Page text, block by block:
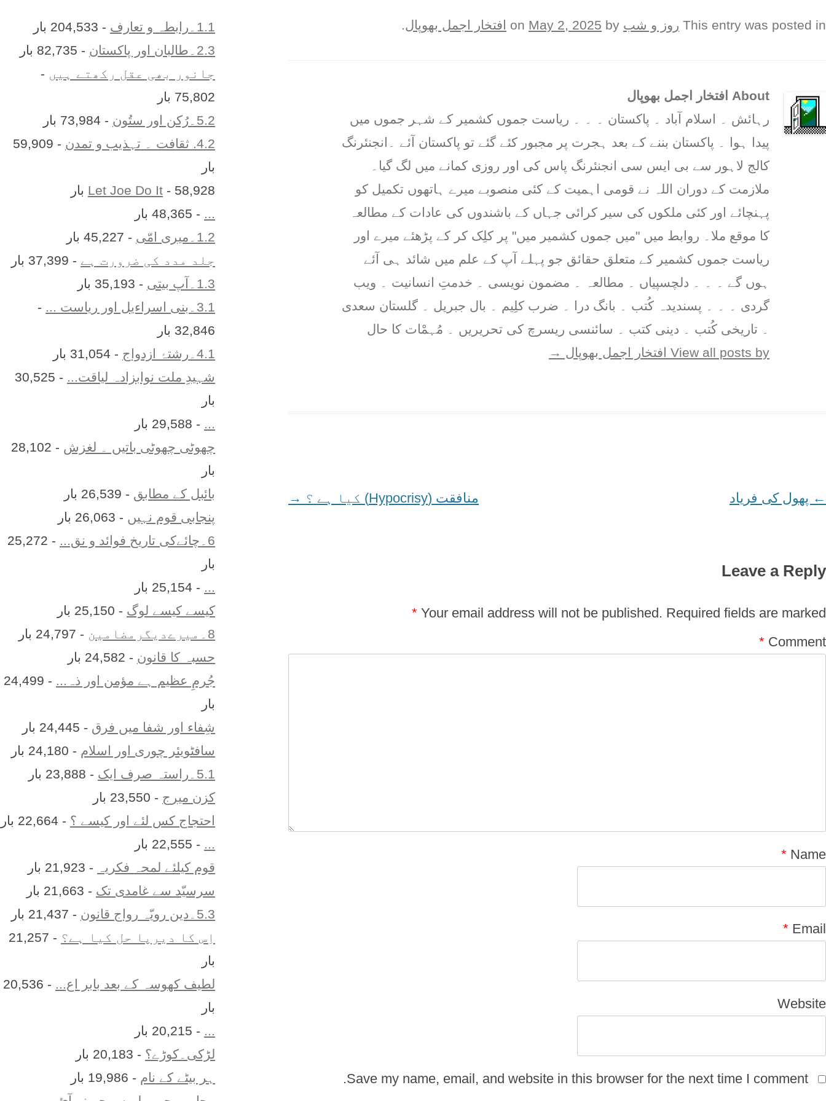
This entry was posted in روز و شب May 2, 2025 by افتخار اجمل بھوپال.
About افتخار اجمل بھوپال
رہائش ۔ اسلام آباد ۔ پاکستان ۔ ۔ ۔ ریاست جموں کشمیر کے شہر جموں میں
پیدا ہوا ۔ پاکستان بننے کے بعد ہجرت پر مجبور کئے گئے تو پاکستان آئے ۔انجنئرنگ
کالج لاہور سے بی ایس سی انجنئرنگ پاس کی اور روزی کمانے میں لگ گیا۔
ملازمت کے دوران اللہ نے قومی اہمیت کے کئی منصوبے میرے ہاتھوں تکمیل کو
پہنچائے اور کئی ملکوں کی سیر کرائی جہاں کے باشندوں کی عادات کے مطالعہ
کا موقع ملا۔ روابط میں "میں جموں کشمیر میں" پر کلِک کر کے پڑھئے میرے اور
ریاست جموں کشمیر کے متعلق حقائق جو پہلے آپ کے علم میں شائد ہی آئے
ہوں گے ۔ ۔ ۔ دلچسپیاں ۔ مطالعہ ۔ مضمون نویسی ۔ خدمتِ انسانیت ۔ ویب
گردی ۔ ۔ ۔ پسندیدہ کُتب ۔ بانگ درا ۔ ضرب کلِیم ۔ بال جبریل ۔ گلستان سعدی
۔ تاریخی کُتب ۔ دینی کتب ۔ سائنسی ریسرچ کی تحریریں ۔ مُہمْات کا حال
View all posts by افتخار اجمل بھوپال
→
Post
← پھول کی فریاد منافقت (Hypocrisy) کیا ہے ؟ →
Leave a Reply
Your email address will not be published. Required fields are marked
*
Comment
*
Name
*
Email
*
Website
Save my name, email, and website in this browser for the next time I comment.
1.1۔رابطہ و تعارف
- 204,533 بار
2.3۔طالبان اور پاکستان
- 82,735 بار
جانور بھی عقل رکھتے ہیں
-
75,802 بار
5.2۔رُکن اور ستُون
- 73,984 بار
4.2. ثقافت ۔ تہذیب و تمدن
- 59,909
بار
Let Joe Do It - 58,928 بار
- 48,365 بار
1.2۔میری امّی
- 45,227 بار
جلد مدد کی ضرورت ہے - 37,399 بار
1.3۔آپ بیتی
- 35,193 بار
3.1۔بنی اسراءیل اور ریاست ...
-
32,846 بار
4.1۔رشتۂ ازدواج
- 31,054 بار
شہیدِ ملت نوابزادہ لیاقت...
- 30,525
بار
- 29,588 بار
چھوٹی چھوٹی باتیں ۔ لغزش
- 28,102
بار
بائبل کے مطابق - 26,539 بار
پنجابی قوم نہیں - 26,063 بار
6۔چائےکی تاریخ فوائد و نق...
- 25,272
بار
- 25,154 بار
کیسے کیسے لوگ - 25,150 بار
8۔میرےدیگرمضامین
- 24,797 بار
حسبہ کا قانون - 24,582 بار
جُرمِ عظیم ہے مؤمن اور ذہ...
- 24,499
بار
شِفاء اور شفا میں فرق - 24,445 بار
سافٹویئر چوری اور اسلام - 24,180 بار
5.1۔راستہ صرف ایک
- 23,888 بار
کزن ميرج - 23,550 بار
احتجاج کس لئے اور کیسے ؟ - 22,664 بار
- 22,555 بار
قوم کیلئے لمحہ فکریہ
- 21,923 بار
سرسیّد سے غامدی تک - 21,663 بار
5.3۔دین رویّہ رواج قانون
- 21,437 بار
اِس کا ديرپا حل کيا ہے؟
- 21,257
بار
لطیف کھوسہ کے بعد بابر اع...
- 20,536
بار
- 20,215 بار
لڑکی۔کوڑے؟ - 20,183 بار
ہر بيٹے کے نام - 19,986 بار